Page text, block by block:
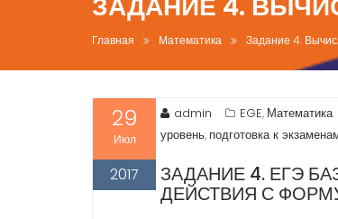
Главная Математика Задание 4.
29
Июл
2017
admin EGE, Математика
уровень, подготовка к
ЗАДАНИЕ 4. ЕГЭ
ДЕЙСТВИЯ С